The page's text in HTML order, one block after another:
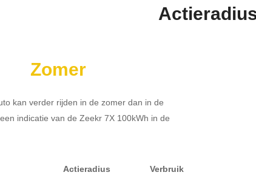
Zomer
kan verder rijden in de zomer dan in de
indicatie van de Zeekr 7X 100kWh in de
Actieradius Verbruik